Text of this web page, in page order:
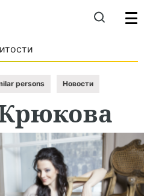
persons Новости